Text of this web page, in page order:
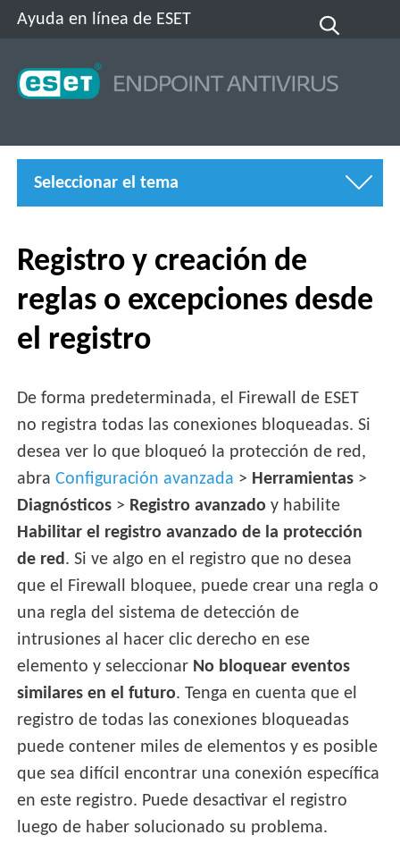
Ayuda en línea de ESET
Seleccionar el tema
Registro y creación de
reglas o excepciones desde
el registro
De forma predeterminada, el Firewall de ESET
no registra todas las conexiones bloqueadas. Si
desea ver lo que bloqueó la protección de red,
abraConfiguración avanzada > Herramientas >
Diagnósticos > Registro avanzado y habilite
Habilitar el registro avanzado de la protección
de red. Si ve algo en el registro que no desea
que el Firewall bloquee, puede crear una regla o
una regla del sistema de detección de
intrusiones al hacer clic derecho en ese
elemento y seleccionar No bloquear eventos
similares en el futuro. Tenga en cuenta que el
registro de todas las conexiones bloqueadas
puede contener miles de elementos y es posible
que sea difícil encontrar una conexión específica
en este registro. Puede desactivar el registro
luego de haber solucionado su problema.